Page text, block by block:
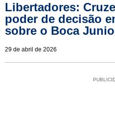
Libertadores:
poder de decisão
sobre o Boca
29 de abril de 2026